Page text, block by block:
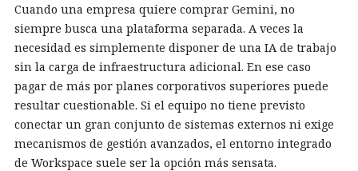
Cuando una empresa quiere comprar Gemini, no
siempre busca una plataforma separada. A veces la
necesidad es simplemente disponer de una IA de trabajo
sin la carga de infraestructura adicional. En ese caso
pagar de más por planes corporativos superiores puede
resultar cuestionable. Si el equipo no tiene previsto
conectar un gran conjunto de sistemas externos ni exige
mecanismos de gestión avanzados, el entorno integrado
de Workspace suele ser la opción más sensata.